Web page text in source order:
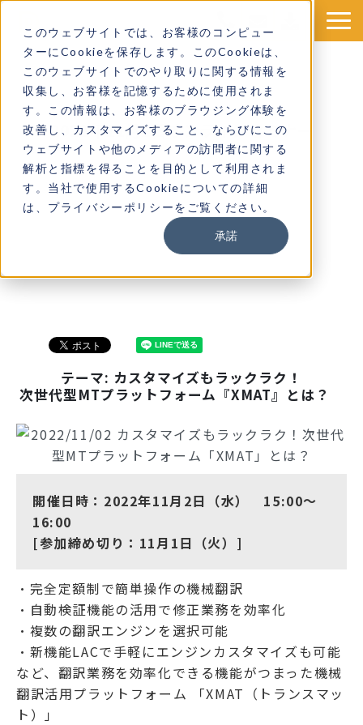
このウェブサイトでは、お客様のコンピュー
ターにCookieを保存します。このCookieは、
このウェブサイトでのやり取りに関する情報を
収集し、お客様を記憶するために使用されま
す。この情報は、お客様のブラウジング体験を
改善し、カスタマイズすること、ならびにこの
ウェブサイトや他のメディアの訪問者に関する
解析と指標を得ることを目的として利用されま
す。当社で使用するCookieについての詳細
は、プライバシーポリシーをご覧ください。
承諾
2022年11月2日オンラインセミナー
テーマ: カスタマイズもラックラク！
次世代型MTプラットフォーム『XMAT』とは？
開催日時：2022年11月2日（水） 15:00〜
16:00
[参加締め切り：11月1日（火）]
・完全定額制で簡単操作の機械翻訳
・自動検証機能の活用で修正業務を効率化
・複数の翻訳エンジンを選択可能
・新機能LACで手軽にエンジンカスタマイズも可能
など、翻訳業務を効率化できる機能がつまった機械
翻訳活用プラットフォーム 「XMAT（トランスマッ
ト）」